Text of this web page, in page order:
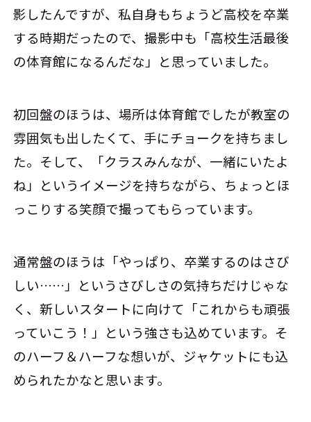
影したんですが、私自身もちょうど高校を卒業
する時期だったので、撮影中も「高校生活最後
の体育館になるんだな」と思っていました。
初回盤のほうは、場所は体育館でしたが教室の
雰囲気も出したくて、手にチョークを持ちまし
た。そして、「クラスみんなが、一緒にいたよ
ね」というイメージを持ちながら、ちょっとほ
っこりする笑顔で撮ってもらっています。
通常盤のほうは「やっぱり、卒業するのはさび
しい……」というさびしさの気持ちだけじゃな
く、新しいスタートに向けて「これからも頑張
っていこう！」という強さも込めています。そ
のハーフ＆ハーフな想いが、ジャケットにも込
められたかなと思います。